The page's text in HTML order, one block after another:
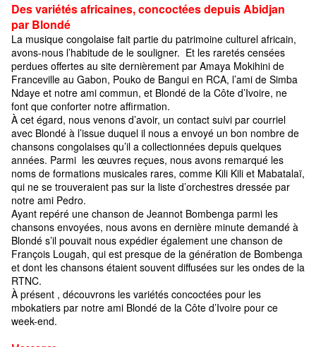
Des variétés africaines, concoctées depuis Abidjan
par Blondé
La musique congolaise fait partie du patrimoine culturel africain,
avons-nous l’habitude de le souligner. Et les raretés censées
perdues offertes au site dernièrement par Amaya Mokihini de
Franceville au Gabon, Pouko de Bangui en RCA, l’ami de Simba
Ndaye et notre ami commun, et Blondé de la Côte d’Ivoire, ne
font que conforter notre affirmation.
À cet égard, nous venons d’avoir, un contact suivi par courriel
avec Blondé à l’issue duquel il nous a envoyé un bon nombre de
chansons congolaises qu’il a collectionnées depuis quelques
années. Parmi les œuvres reçues, nous avons remarqué les
noms de formations musicales rares, comme Kili Kili et Mabatalaï,
qui ne se trouveraient pas sur la liste d’orchestres dressée par
notre ami Pedro.
Ayant repéré une chanson de Jeannot Bombenga parmi les
chansons envoyées, nous avons en dernière minute demandé à
Blondé s’il pouvait nous expédier également une chanson de
François Lougah, qui est presque de la génération de Bombenga
et dont les chansons étaient souvent diffusées sur les ondes de la
RTNC.
À présent , découvrons les variétés concoctées pour les
mbokatiers par notre ami Blondé de la Côte d’Ivoire pour ce
week-end.